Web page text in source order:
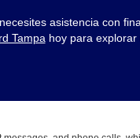
asistencia con
Tampahoy para explorar